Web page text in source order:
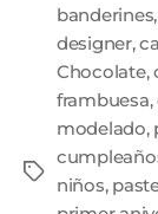
banderines,
designer,
Chocolate,
frambuesa,
modelado,
niños,